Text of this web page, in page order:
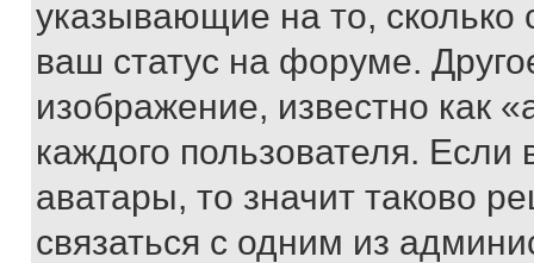
указывающие на то,
ваш статус на форуме.
изображение, известно как
каждого пользователя.
аватары, то значит таково
связаться с одним из